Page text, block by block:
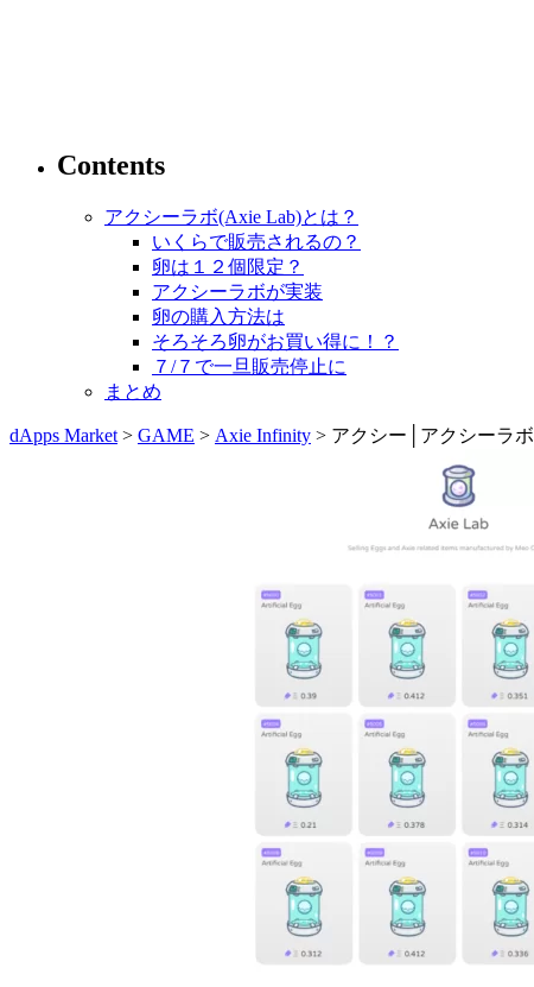
Contents
アクシーラボ(Axie Lab)とは？
いくらで販売されるの？
卵は１２個限定？
アクシーラボが実装
卵の購入方法は
そろそろ卵がお買い得に！？
７/７で一旦販売停止に
まとめ
dApps Market > GAME > Axie Infinity > アクシー│アクシーラ